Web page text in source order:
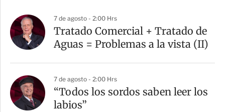
7 de agosto - 2:00 Hrs
Tratado Comercial + Tratado de
Aguas = Problemas a la vista (II)
7 de agosto - 2:00 Hrs
“Todos los sordos saben leer los
labios”